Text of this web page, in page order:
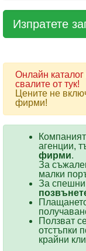
Онлайн
свалите от тук!
Цените не
фирми!
агенции,
фирми.
За
малки
За спешни
Ползват
отстъпки
крайни